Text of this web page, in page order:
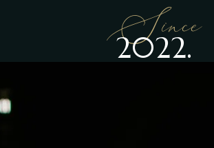
Since
2022.